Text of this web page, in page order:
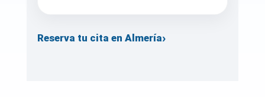
Reserva tu cita en Almería›